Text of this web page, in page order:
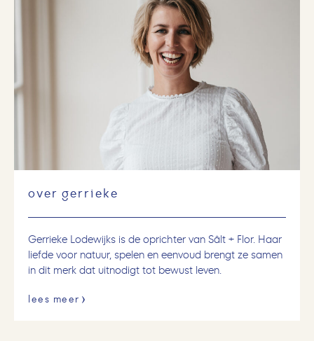
over gerrieke
Gerrieke Lodewijks is de oprichter van Sâlt + Flor. Haar
liefde voor natuur, spelen en eenvoud brengt ze samen
in dit merk dat uitnodigt tot bewust leven.
lees meer